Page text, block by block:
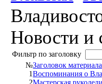
Новости и
Фильтр по заголовку
№Заголовок материала
1Воспоминания о
2Мастерская